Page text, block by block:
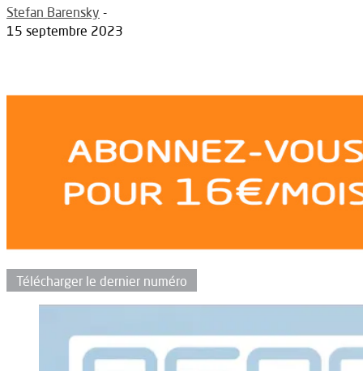
Stefan Barensky -
15 septembre 2023
Télécharger le dernier numéro